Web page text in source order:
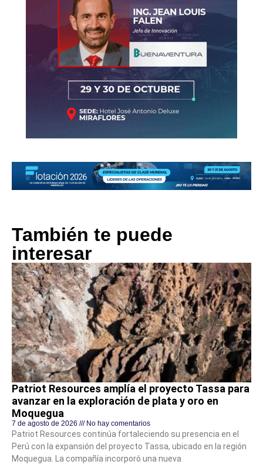
También te puede
interesar
Patriot Resources amplía el proyecto Tassa para
avanzar en la exploración de plata y oro en
Moquegua
7 de agosto de 2026 No hay comentarios
Patriot Resources continúa fortaleciendo su presencia en el
Perú con la expansión del proyecto Tassa, ubicado en la región
Moquegua. La compañía incorporó una nueva